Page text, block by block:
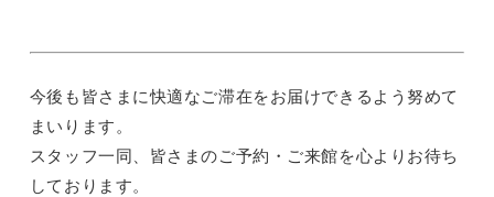
今後も皆さまに快適なご滞在をお届けできるよう努めて
まいります。
スタッフ一同、皆さまのご予約・ご来館を心よりお待ち
しております。